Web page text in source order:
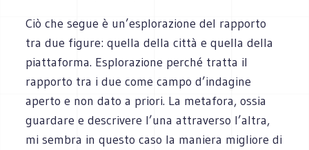
Ciò che segue è un’esplorazione del rapporto
tra due figure: quella della città e quella della
piattaforma. Esplorazione perché tratta il
rapporto tra i due come campo d’indagine
aperto e non dato a priori. La metafora, ossia
guardare e descrivere l’una attraverso l’altra,
mi sembra in questo caso la maniera migliore di